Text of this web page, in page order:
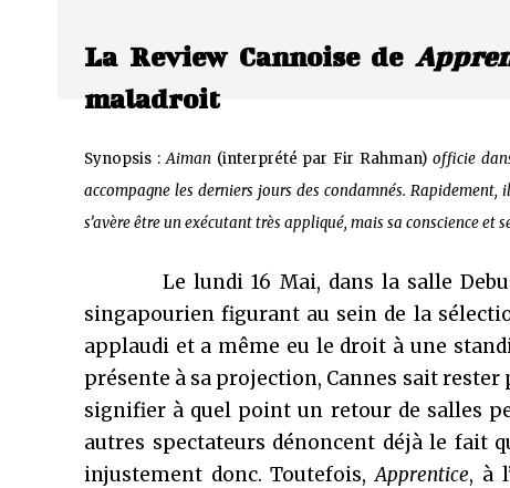
La Review Cannoise de
maladroit
Synopsis :Aiman(interprété par Fir Rahman) officie
accompagne les derniers jours des condamnés.
s’avère être un exécutant très appliqué, mais sa conscience
Le lundi 16 Mai, dans la salle
singapourien figurant au sein de la
applaudi et a même eu le droit à une
présente à sa projection, Cannes sait rester
signifier à quel point un retour de salles
autres spectateurs dénoncent déjà le fait
injustement donc. Toutefois, Apprentice, à